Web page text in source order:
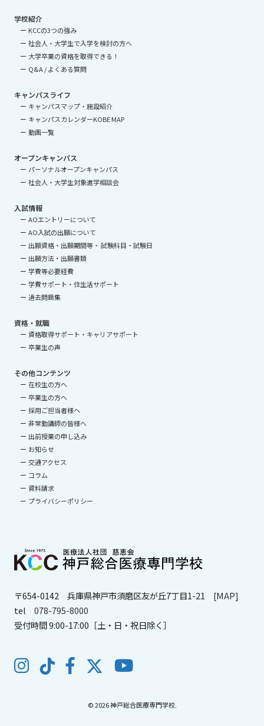
学校紹介
KCCの3つの強み
社会人・大学生で入学を検討の方へ
大学卒業の資格を取得できる！
Q&A / よくある質問
キャンパスライフ
キャンパスマップ・施設紹介
キャンパスカレンダーKOBE MAP
動画一覧
オープンキャンパス
パーソナルオープンキャンパス
社会人・大学生対象進学相談会
入試情報
AOエントリーについて
AO入試の出願について
出願資格・出願期間等・ 試験科目・試験日
出願方法・出願書類
学費等必要経費
学費サポート・住生活サポート
過去問題集
資格・就職
資格取得サポート・キャリアサポート
卒業生の声
その他コンテンツ
在校生の方へ
卒業生の方へ
採用ご担当者様へ
非常勤講師の皆様へ
出前授業の申し込み
お知らせ
交通アクセス
コラム
資料請求
プライバシーポリシー
〒654-0142 兵庫県神戸市須磨区友が丘7丁目1-21
[MAP]
tel 078-795-8000
受付時間 9:00-17:00［土・日・祝日除く］
© 2026 神戸総合医療専門学校.